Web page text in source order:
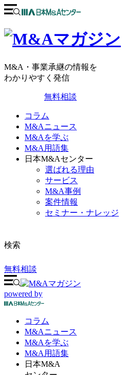
M&A・事業承継の情報を
わかりやすく発信
無料相談
コラム
M&Aニュース
M&Aを学ぶ
M&A用語集
日本M&Aセンター
選ばれる理由
サービス
M&A事例
案件情報
セミナー・ナレッジ
検索
無料相談
powered by
コラム
M&Aニュース
M&Aを学ぶ
M&A 用語集
日本M&A